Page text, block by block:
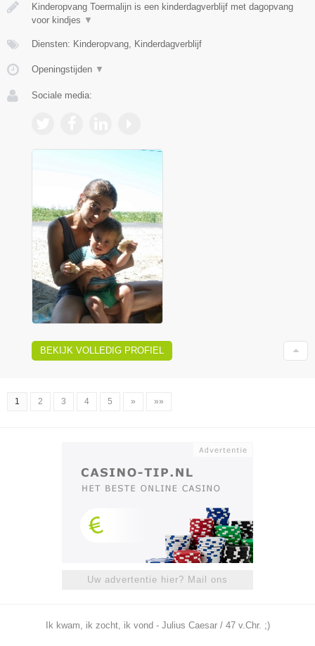
Kinderopvang Toermalijn is een kinderdagverblijf met dagopvang
voor kindjes ▼
Diensten: Kinderopvang, Kinderdagverblijf
Openingstijden ▼
Sociale media:
BEKIJK VOLLEDIG PROFIEL
1 2 3 4 5 » »»
Uw advertentie hier? Mail ons
Ik kwam, ik zocht, ik vond - Julius Caesar / 47 v.Chr. ;)